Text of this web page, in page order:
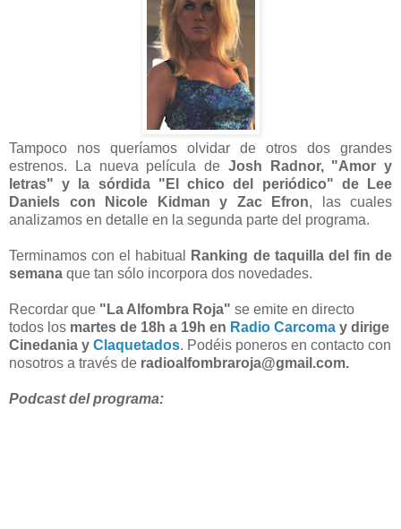
Tampoco nos queríamos olvidar de otros dos grandes
estrenos. La nueva película de Josh Radnor, "Amor y
letras" y la sórdida "El chico del periódico" de Lee
Daniels con Nicole Kidman y Zac Efron, las cuales
analizamos en detalle en la segunda parte del programa.
Terminamos con el habitual
Ranking de taquilla del fin de
semana que tan sólo incorpora dos novedades.
Recordar que "La Alfombra Roja" se emite en directo
todos los martes de 18h a 19h en Radio Carcoma y dirige
Cinedania y Claquetados. Podéis poneros en contacto con
nosotros a través de radioalfombraroja@gmail.com.
Podcast del programa: